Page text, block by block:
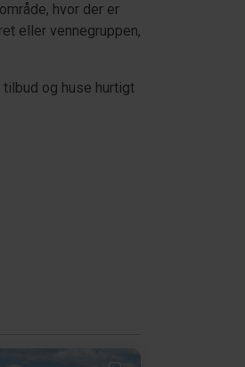
hvor der er
eller vennegruppen,
og huse hurtigt